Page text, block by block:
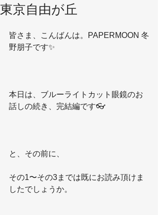
東京自由が丘
皆さま、こんばんは。PAPERMOON 冬
野朋子です✨
本日は、ブルーライトカット眼鏡のお
話しの続き、完結編です👓
と、その前に、
その1〜その3までは既にお読み頂けま
したでしょうか。